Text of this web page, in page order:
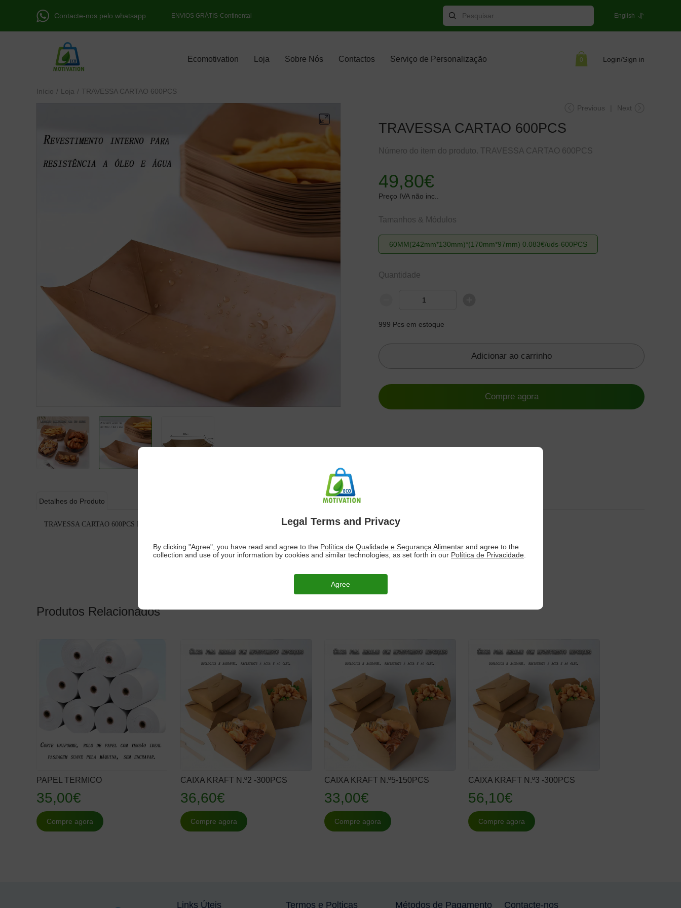
Contacte-nos pelo whatsapp ENVIOS GRÁTIS-Continental English
Ecomotivation Loja Sobre Nós Contactos Serviço de Personalização 0 Login/Sign in
Início / Loja / TRAVESSA CARTAO 600PCS
Previous Next
TRAVESSA CARTAO 600PCS
Número do item do produto. TRAVESSA CARTAO 600PCS
49,80€
Preço IVA não inc..
Tamanhos & Módulos
60MM(242mm*130mm)*(170mm*97mm) 0.083€/uds-600PCS
Quantidade
999 Pcs em estoque
Adicionar ao carrinho
Compre agora
Detalhes do Produto
TRAVESSA CARTAO 600PCS REF-730060
Produtos Relacionados
PAPEL TERMICO
35,00€
Compre agora
CAIXA KRAFT N.º2 -300PCS
36,60€
Compre agora
CAIXA KRAFT N.º5-150PCS
33,00€
Compre agora
CAIXA KRAFT N.º3 -300PCS
56,10€
Compre agora
Links Úteis Termos e Polticas Métodos de Pagamento Contacte-nos
Legal Terms and Privacy
By clicking "Agree", you have read and agree to the Política de Qualidade e Segurança Alimentar and agree to the
collection and use of your information by cookies and similar technologies, as set forth in our Política de Privacidade
Agree